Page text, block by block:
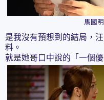
馬國
是我沒有預想到的結局，
料。
就是她哥口中說的「一個優